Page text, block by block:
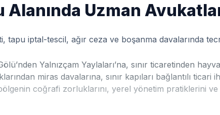
Alanında Uzman
tapu iptal-tescil, ağır ceza ve boşanma davalarında
Yalnızçam Yaylaları’na, sınır ticaretinden
miras davalarına, sınır kapıları bağlantılı
coğrafi zorluklarını, yerel yönetim pratiklerini